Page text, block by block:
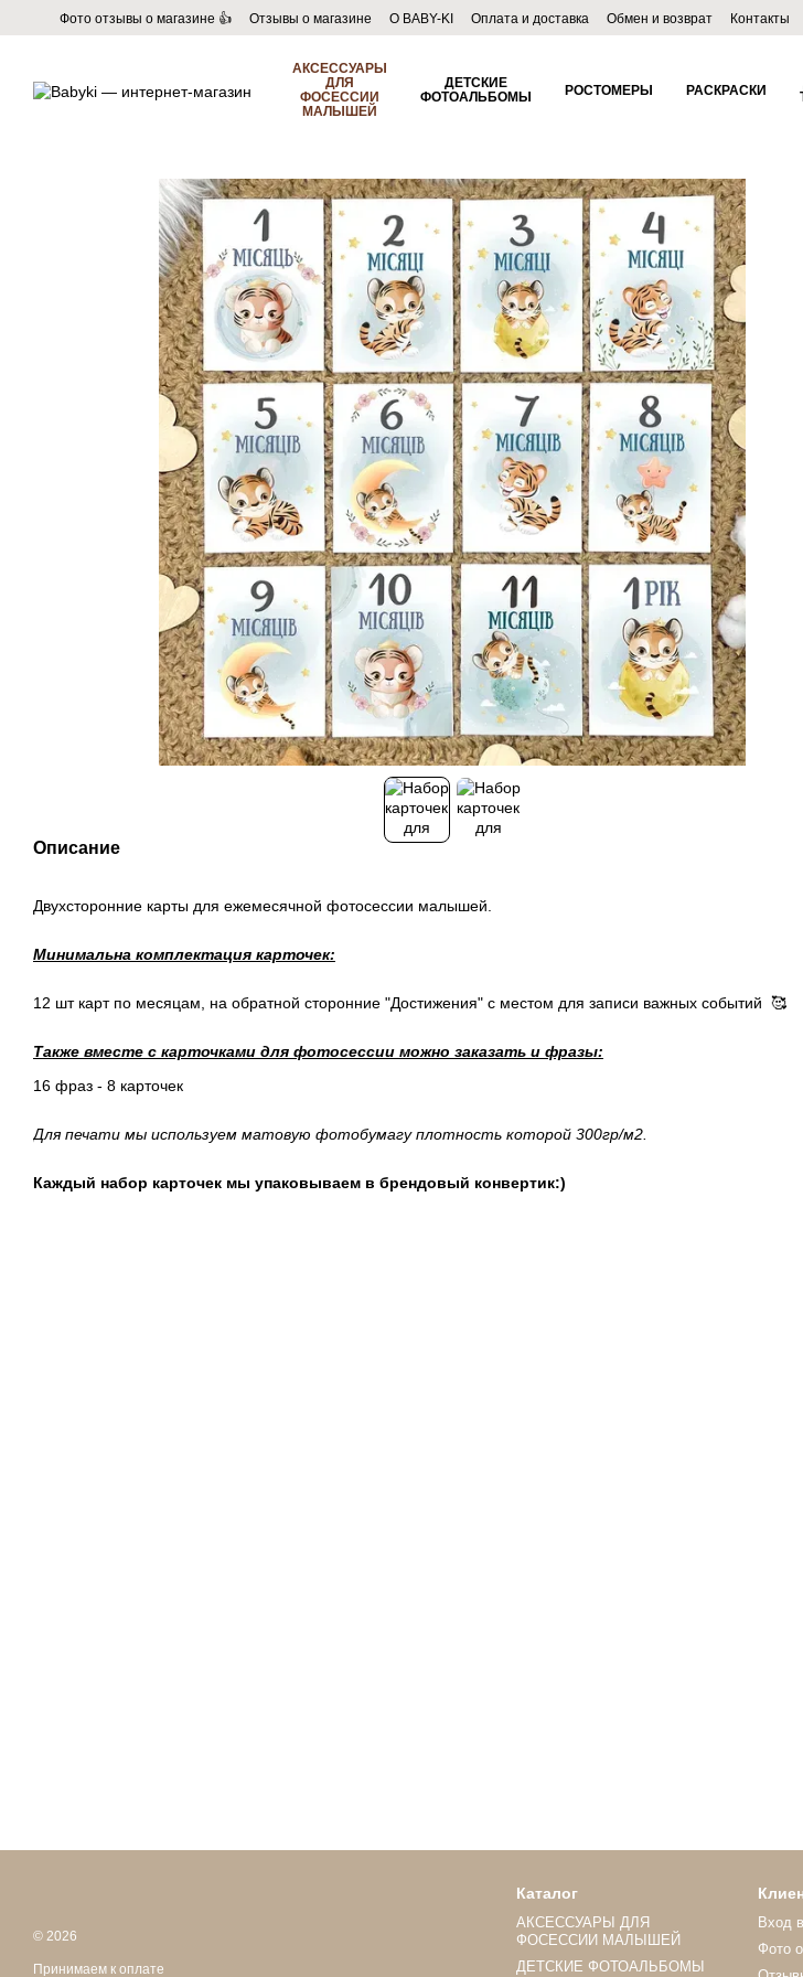
Перейти к основному контенту
Фото отзывы о магазине 👍 Отзывы о магазине О BABY-KI Оплата и доставка Обмен и возврат
Контакты
Пользовательское соглашение
Договор публичной оферты Блог
АКСЕССУАРЫ
ДЛЯ
ФОСЕССИИ
МАЛЫШЕЙ
ДЕТСКИЕ
ФОТОАЛЬБОМЫ
РОСТОМЕРЫ РАСКРАСКИ
Описание
Двухсторонние карты для ежемесячной фотосессии малышей.
Минимальна комплектация карточек:
12 шт карт по месяцам, на обратной сторонние "Достижения" с местом для записи важных событий 🥰
Также вместе с карточками для фотосессии можно заказать и фразы:
16 фраз - 8 карточек
Для печати мы используем матовую фотобумагу плотность которой 300гр/м2.
Каждый набор карточек мы упаковываем в брендовый конвертик:)
© 2026
Принимаем к оплате
Каталог
АКСЕССУАРЫ ДЛЯ
ФОСЕССИИ МАЛЫШЕЙ
ДЕТСКИЕ ФОТОАЛЬБОМЫ
Вход
Фото